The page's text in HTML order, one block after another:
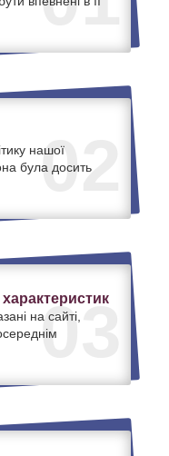
02
нашої
була досить
03
характеристик
на сайті,